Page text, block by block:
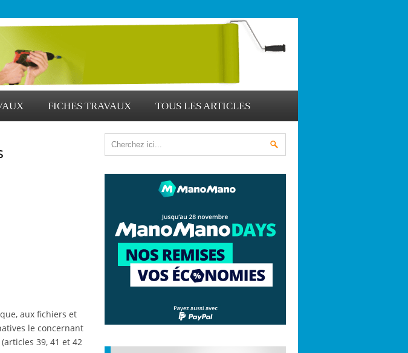
FICHES TRAVAUX TOUS LES ARTICLES
aux fichiers et
le concernant
39, 41 et 42